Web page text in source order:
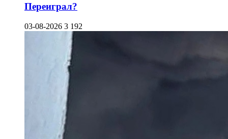
Переиграл?
03-08-2026 3 192